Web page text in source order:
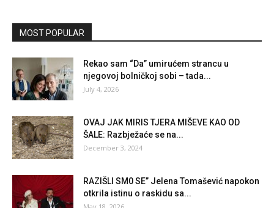
MOST POPULAR
Rekao sam “Da” umirućem strancu u
njegovoj bolničkoj sobi – tada...
July 4, 2026
OVAJ JAK MIRIS TJERA MIŠEVE KAO OD
ŠALE: Razbježaće se na...
December 3, 2024
RAZIŠLI SM0 SE” Jelena Tomašević napokon
otkrila istinu o raskidu sa...